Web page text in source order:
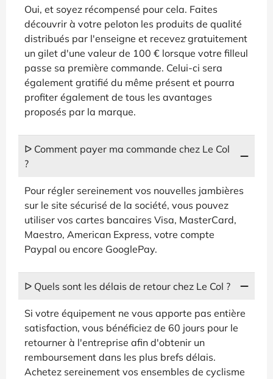
Oui, et soyez récompensé pour cela. Faites
découvrir à votre peloton les produits de qualité
distribués par l'enseigne et recevez gratuitement
un gilet d'une valeur de 100 € lorsque votre filleul
passe sa première commande. Celui-ci sera
également gratifié du même présent et pourra
profiter également de tous les avantages
proposés par la marque.
ᐅ Comment payer ma commande chez Le Col
?
Pour régler sereinement vos nouvelles jambières
sur le site sécurisé de la société, vous pouvez
utiliser vos cartes bancaires Visa, MasterCard,
Maestro, American Express, votre compte
Paypal ou encore GooglePay.
ᐅ Quels sont les délais de retour chez Le Col ?
Si votre équipement ne vous apporte pas entière
satisfaction, vous bénéficiez de 60 jours pour le
retourner à l'entreprise afin d'obtenir un
remboursement dans les plus brefs délais.
Achetez sereinement vos ensembles de cyclisme